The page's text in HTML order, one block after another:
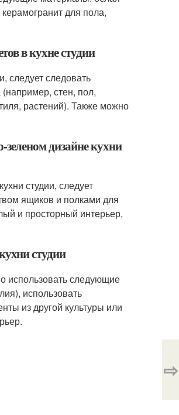
для пола,
в кухне студии
следует следовать
стен, пол,
растений). Также можно
дизайне кухни
студии, следует
ящиков и полками для
и просторный интерьер,
студии
использовать следующие
использовать
из другой культуры или
⇨